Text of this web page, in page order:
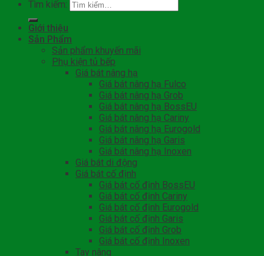
Tìm kiếm:
Giới thiệu
Sản Phẩm
Sản phẩm khuyến mãi
Phụ kiện tủ bếp
Giá bát nâng hạ
Giá bát nâng hạ Fulco
Giá bát nâng hạ Grob
Giá bát nâng hạ BossEU
Giá bát nâng hạ Cariny
Giá bát nâng hạ Eurogold
Giá bát nâng hạ Garis
Giá bát nâng hạ Inoxen
Giá bát di động
Giá bát cố định
Giá bát cố định BossEU
Giá bát cố định Cariny
Giá bát cố định Eurogold
Giá bát cố định Garis
Giá bát cố định Grob
Giá bát cố định Inoxen
Tay nâng